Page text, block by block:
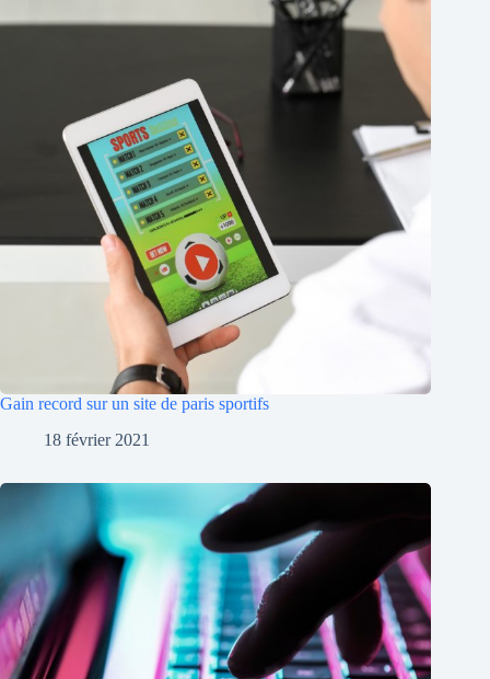
Gain record sur un site de paris sportifs
18 février 2021